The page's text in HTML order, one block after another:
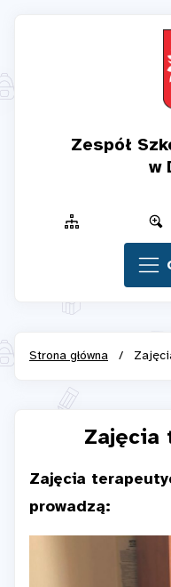
Zespół
w
Strona główna /
Zajęcia
Zajęcia
prowadzą: